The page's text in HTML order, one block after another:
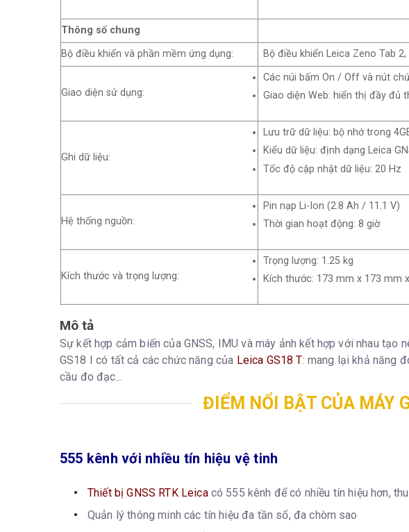
Thông số chung
Bộ điều khiển và phần mềm ứng dụng:
Bộ điều khiển Leica Zeno Tab
Giao diện sử dụng:
Các núi bấm On / Off và nút
Giao diện Web: hiển thị đầy đủ
Ghi dữ liệu:
Lưu trữ dữ liệu: bộ nhớ trong
Kiểu dữ liệu: định dạng Leica
Tốc độ cập nhật dữ liệu: 20 Hz
Hệ thống nguồn:
Pin nạp Li-Ion (2.8 Ah / 11.1 V)
Thời gian hoạt động: 8 giờ
Kích thước và trọng lượng:
Trọng lượng: 1.25 kg
Kích thước: 173 mm x 173 mm
Mô tả
Sự kết hợp cảm biến của GNSS, IMU và máy ảnh kết hợp với nhau tạo
GS18 I có tất cả các chức năng của Leica GS18 T: mang lại khả năng
cầu đo đạc...
ĐIỂM NỔI BẬT CỦA MÁY
555 kênh với nhiều tín hiệu vệ tinh
Thiết bị GNSS RTK Leicacó 555 kênh để có nhiều tín hiệu hơn,
Quản lý thông minh các tín hiệu đa tần số, đa chòm sao